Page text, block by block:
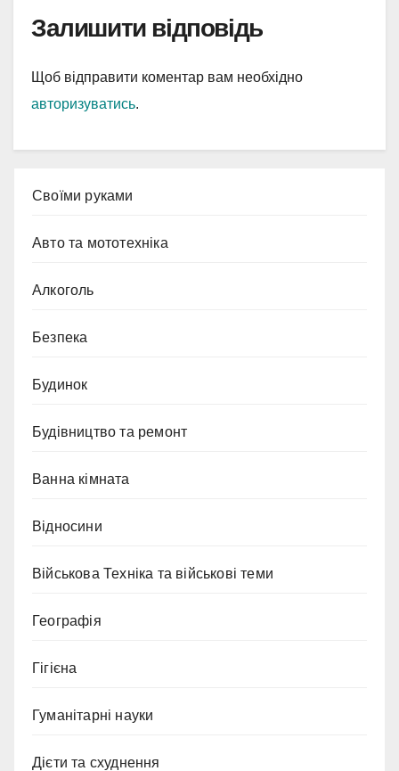
Залишити відповідь
Щоб відправити коментар вам необхідно
авторизуватись.
Cвоїми руками
Авто та мототехніка
Алкоголь
Безпека
Будинок
Будівництво та ремонт
Ванна кімната
Відносини
Військова Техніка та військові теми
Географія
Гігієна
Гуманітарні науки
Дієти та схуднення